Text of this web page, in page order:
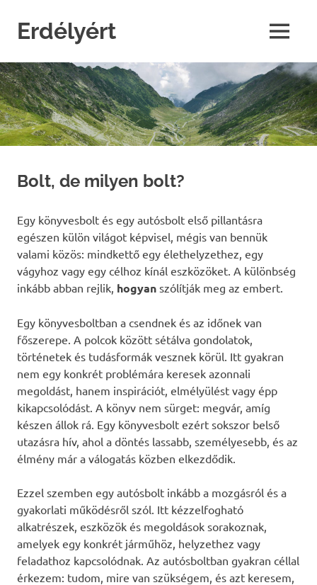
contentErdélyért MENU
Bolt, de milyen bolt?
Egy könyvesbolt és egy autósbolt első pillantásra
egészen külön világot képvisel, mégis van bennük
valami közös: mindkettő egy élethelyzethez, egy
vágyhoz vagy egy célhoz kínál eszközöket. A különbség
inkább abban rejlik, hogyan szólítják meg az embert.
Egy könyvesboltban a csendnek és az időnek van
főszerepe. A polcok között sétálva gondolatok,
történetek és tudásformák vesznek körül. Itt gyakran
nem egy konkrét problémára keresek azonnali
megoldást, hanem inspirációt, elmélyülést vagy épp
kikapcsolódást. A könyv nem sürget: megvár, amíg
készen állok rá. Egy könyvesbolt ezért sokszor belső
utazásra hív, ahol a döntés lassabb, személyesebb, és az
élmény már a válogatás közben elkezdődik.
Ezzel szemben egy autósbolt inkább a mozgásról és a
gyakorlati működésről szól. Itt kézzelfogható
alkatrészek, eszközök és megoldások sorakoznak,
amelyek egy konkrét járműhöz, helyzethez vagy
feladathoz kapcsolódnak. Az autósboltban gyakran céllal
érkezem: tudom, mire van szükségem, és azt keresem,